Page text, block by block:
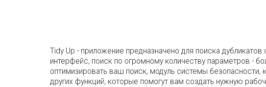
Tidy Up - приложение предназначено для поиска
интерфейс, поиск по огромному количеству параметров -
оптимизировать ваш поиск, модуль системы
других функций, которые помогут вам создать нужную